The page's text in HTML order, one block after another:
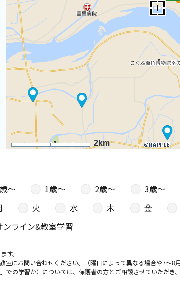
2km
〜 1歳〜 2歳〜 3歳〜
火 水 木 金
ンライン&教室学習
す。
にお問い合わせください。（曜日によって異なる場合や7～8
の学習か）については、保護者の方とご相談させていただき、